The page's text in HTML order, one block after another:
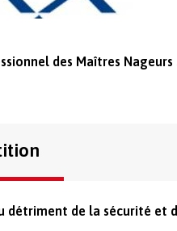
des Maîtres Nageurs
détriment de la sécurité et